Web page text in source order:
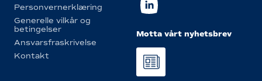
Personvernerklæring
Generelle vilkår og
betingelser
Ansvarsfraskrivelse
Kontakt
Motta vårt nyhetsbrev